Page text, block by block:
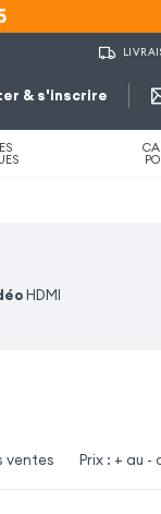
& s'inscrire
HDMI
ventes Prix : + au -